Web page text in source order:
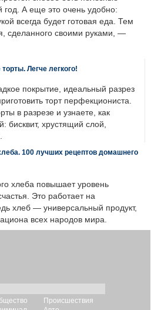
А еще это очень удобно:
всегда будет готовая еда. Тем
сделанного своими руками, —
Легче легкого!
покрытие, идеальный разрез
торт перфекциониста.
в разрезе и узнаете, как
бисквит, хрустящий слой,
100 лучших рецептов домашнего
хлеба повышает уровень
Это работает на
хлеб — универсальный продукт,
всех народов мира.
Происшествия